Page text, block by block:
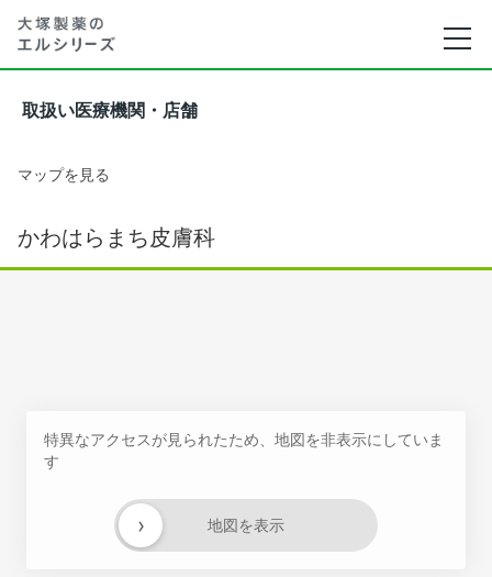
取扱い医療機関・店舗
マップを見る
かわはらまち皮膚科
特異なアクセスが見られたため、地図を非表示にしていま
す
地図を表示
›